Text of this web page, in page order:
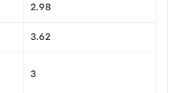
2.98
3.62
3